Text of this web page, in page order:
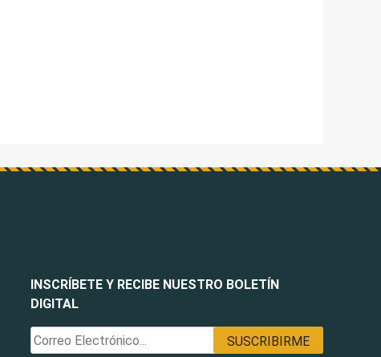
INSCRÍBETE Y RECIBE NUESTRO BOLETÍN
DIGITAL